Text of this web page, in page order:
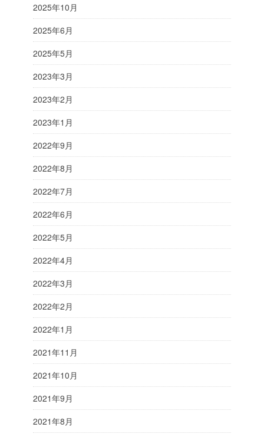
2025年10月
2025年6月
2025年5月
2023年3月
2023年2月
2023年1月
2022年9月
2022年8月
2022年7月
2022年6月
2022年5月
2022年4月
2022年3月
2022年2月
2022年1月
2021年11月
2021年10月
2021年9月
2021年8月